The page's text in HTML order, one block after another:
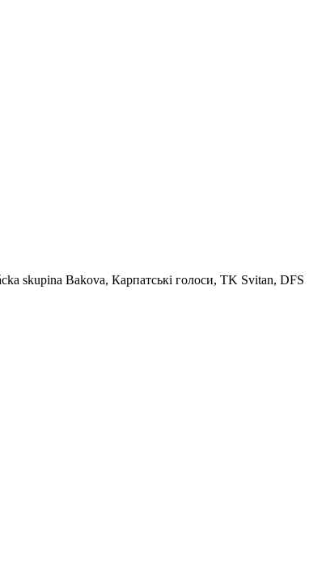
skupina Bakova, Карпатські голоси, TK Svitan, DFS